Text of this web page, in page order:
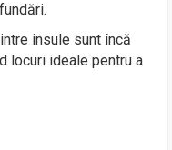
insule sunt încă
locuri ideale pentru a